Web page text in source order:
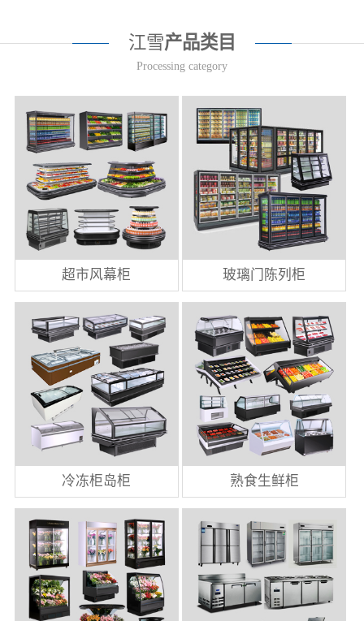
江雪产品类目
Processing category
超市风幕柜 玻璃门陈列柜
冷冻柜岛柜 熟食生鲜柜